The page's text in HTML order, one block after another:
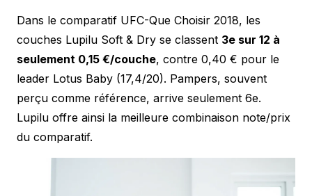
Dans le comparatif UFC-Que Choisir 2018, les
couches Lupilu Soft & Dry se classent 3e sur 12 à
seulement 0,15 €/couche, contre 0,40 € pour le
leader Lotus Baby (17,4/20). Pampers, souvent
perçu comme référence, arrive seulement 6e.
Lupilu offre ainsi la meilleure combinaison note/prix
du comparatif.